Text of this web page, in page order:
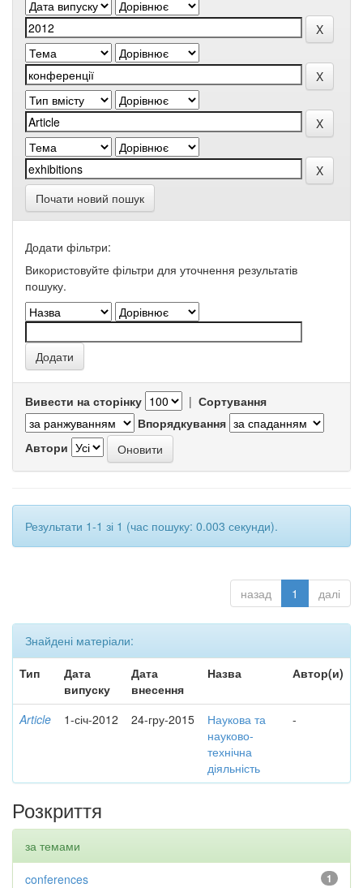
Почати новий пошук
Додати фільтри:
Використовуйте фільтри для уточнення результатів
пошуку.
Вивести на сторінку | Сортування
Впорядкування
Автори
Результати 1-1 зі 1 (час пошуку: 0.003 секунди).
назад 1 далі
Знайдені матеріали:
Тип
Дата
випуску
Дата
внесення
Назва Автор(и)
Article 1-січ-2012 24-гру-2015
Наукова та
науково-
технічна
діяльність
-
Розкриття
за темами
1
conferences